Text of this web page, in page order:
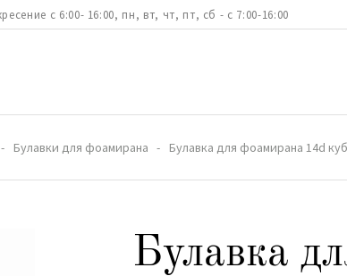
с 6:00- 16:00, пн, вт, чт, пт, сб - с 7:00-16:00
Булавки для фоамирана Булавка для фоамирана 14d
Булавка